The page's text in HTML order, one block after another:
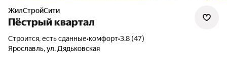
ЖилСтройСити
Пёстрый квартал
Строится, есть сданные•комфорт•3.8 (47)
Ярославль, ул. Дядьковская